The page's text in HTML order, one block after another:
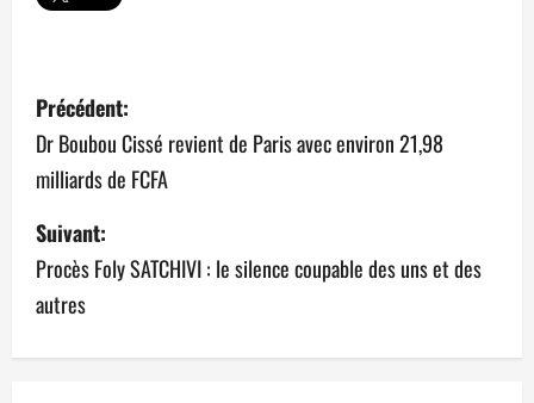
N
a
v
i
g
a
Précédent:
Dr Boubou Cissé revient de Paris avec environ 21,98
milliards de FCFA
Suivant:
Procès Foly SATCHIVI : le silence coupable des uns et des
autres